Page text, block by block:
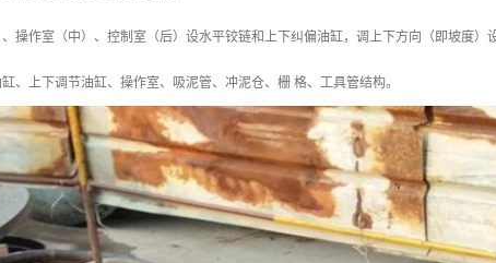
操作室（中）、控制室（后）设水平铰链和上下纠偏油缸，调上下方向（即坡度）
、上下调节油缸、操作室、吸泥管、冲泥仓、栅 格、工具管结构。